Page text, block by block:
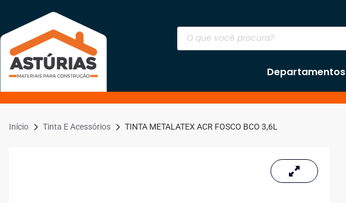
Departamentos
Início Tinta E Acessórios TINTA METALATEX ACR FOSCO BCO 3,6L